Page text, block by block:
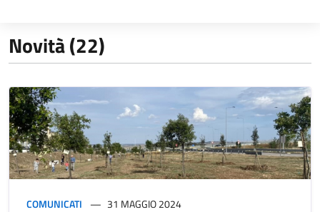
Novità (22)
COMUNICATI 31 MAGGIO 2024